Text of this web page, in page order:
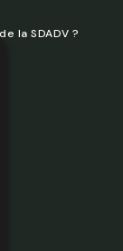
la SDADV ?